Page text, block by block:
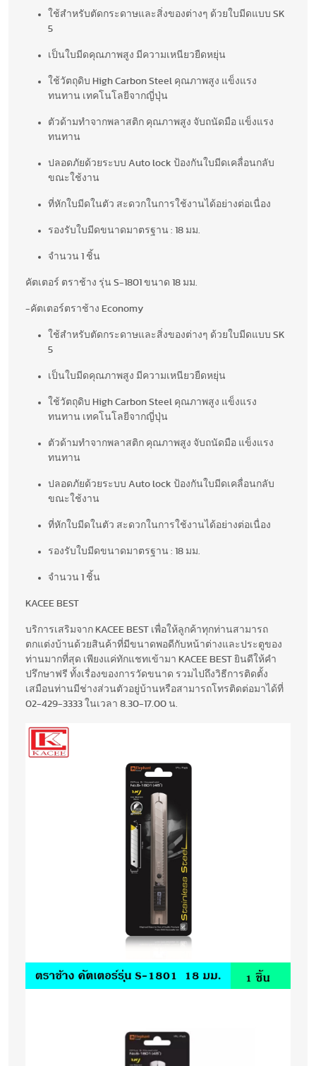
ใช้สำหรับตัดกระดาษและสิ่งของต่างๆ ด้วยใบมีดแบบ SK
5
เป็นใบมีดคุณภาพสูง มีความเหนียวยืดหยุ่น
ใช้วัตถุดิบ High Carbon Steel คุณภาพสูง แข็งแรง
ทนทาน เทคโนโลยีจากญี่ปุ่น
ตัวด้ามทำจากพลาสติก คุณภาพสูง จับถนัดมือ แข็งแรง
ทนทาน
ปลอดภัยด้วยระบบ Auto lock ป้องกันใบมีดเคลื่อนกลับ
ขณะใช้งาน
ที่หักใบมีดในตัว สะดวกในการใช้งานได้อย่างต่อเนื่อง
รองรับใบมีดขนาดมาตรฐาน : 18 มม.
จำนวน 1 ชิ้น
คัตเตอร์ ตราช้าง รุ่น S-1801 ขนาด 18 มม.
-คัตเตอร์ตราช้าง Economy
ใช้สำหรับตัดกระดาษและสิ่งของต่างๆ ด้วยใบมีดแบบ SK
5
เป็นใบมีดคุณภาพสูง มีความเหนียวยืดหยุ่น
ใช้วัตถุดิบ High Carbon Steel คุณภาพสูง แข็งแรง
ทนทาน เทคโนโลยีจากญี่ปุ่น
ตัวด้ามทำจากพลาสติก คุณภาพสูง จับถนัดมือ แข็งแรง
ทนทาน
ปลอดภัยด้วยระบบ Auto lock ป้องกันใบมีดเคลื่อนกลับ
ขณะใช้งาน
ที่หักใบมีดในตัว สะดวกในการใช้งานได้อย่างต่อเนื่อง
รองรับใบมีดขนาดมาตรฐาน : 18 มม.
จำนวน 1 ชิ้น
KACEE BEST
บริการเสริมจาก KACEE BEST เพื่อให้ลูกค้าทุกท่านสามารถ
ตกแต่งบ้านด้วยสินค้าที่มีขนาดพอดีกับหน้าต่างและประตูของ
ท่านมากที่สุด เพียงแค่ทักแชทเข้ามา KACEE BEST ยินดีให้คำ
ปรึกษาฟรี ทั้งเรื่องของการวัดขนาด รวมไปถึงวิธีการติดตั้ง
เสมือนท่านมีช่างส่วนตัวอยู่บ้านหรือสามารถโทรติดต่อมาได้ที่
02-429-3333 ในเวลา 8.30-17.00 น.